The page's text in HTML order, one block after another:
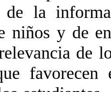
de la
niños y de
de